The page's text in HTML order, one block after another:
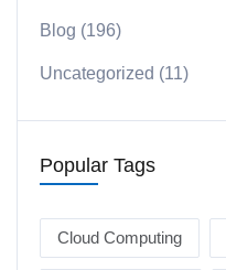
Blog (196)
Uncategorized (11)
Popular Tags
Cloud Computing